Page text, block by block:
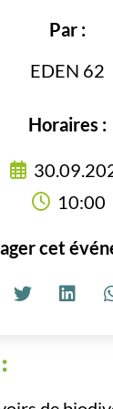
Par :
EDEN 62
Horaires :
10:00
cet